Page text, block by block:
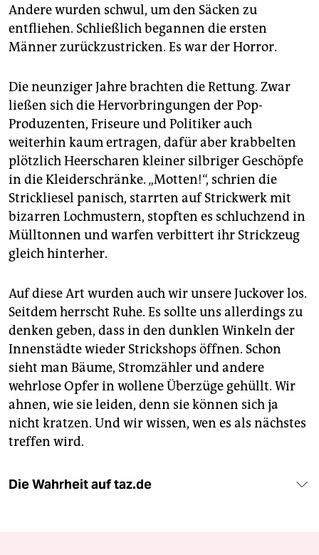
Andere wurden schwul, um den Säcken zu
entfliehen. Schließlich begannen die ersten
Männer zurückzustricken. Es war der Horror.
Die neunziger Jahre brachten die Rettung. Zwar
ließen sich die Hervorbringungen der Pop-
Produzenten, Friseure und Politiker auch
weiterhin kaum ertragen, dafür aber krabbelten
plötzlich Heerscharen kleiner silbriger Geschöpfe
in die Kleiderschränke. „Motten!“, schrien die
Strickliesel panisch, starrten auf Strickwerk mit
bizarren Lochmustern, stopften es schluchzend in
Mülltonnen und warfen verbittert ihr Strickzeug
gleich hinterher.
Auf diese Art wurden auch wir unsere Juckover los.
Seitdem herrscht Ruhe. Es sollte uns allerdings zu
denken geben, dass in den dunklen Winkeln der
Innenstädte wieder Strickshops öffnen. Schon
sieht man Bäume, Stromzähler und andere
wehrlose Opfer in wollene Überzüge gehüllt. Wir
ahnen, wie sie leiden, denn sie können sich ja
nicht kratzen. Und wir wissen, wen es als nächstes
treffen wird.
Die Wahrheit auf taz.de